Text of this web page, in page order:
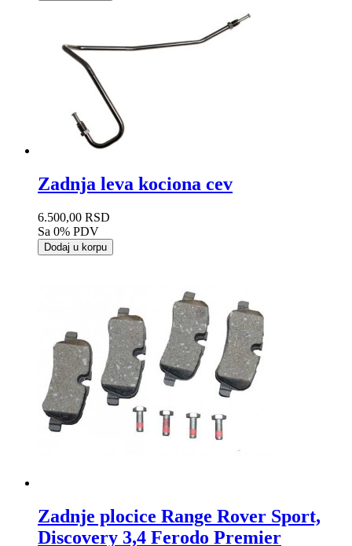
Zadnja leva kociona cev
6.500,00 RSD
Sa 0% PDV
Dodaj u korpu
Zadnje plocice Range Rover Sport,
Discovery 3,4 Ferodo Premier